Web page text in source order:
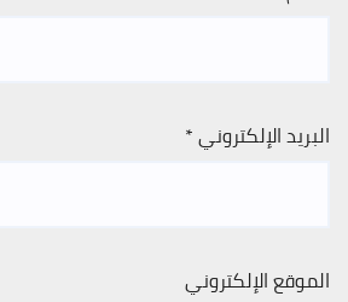
البريد الإلكتروني*
الموقع الإلكتروني